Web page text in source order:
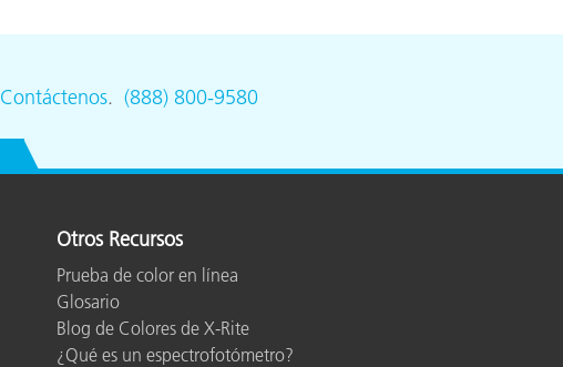
Contáctenos. (888) 800-9580
Otros Recursos
Prueba de color en línea
Glosario
Blog de Colores de X-Rite
¿Qué es un espectrofotómetro?